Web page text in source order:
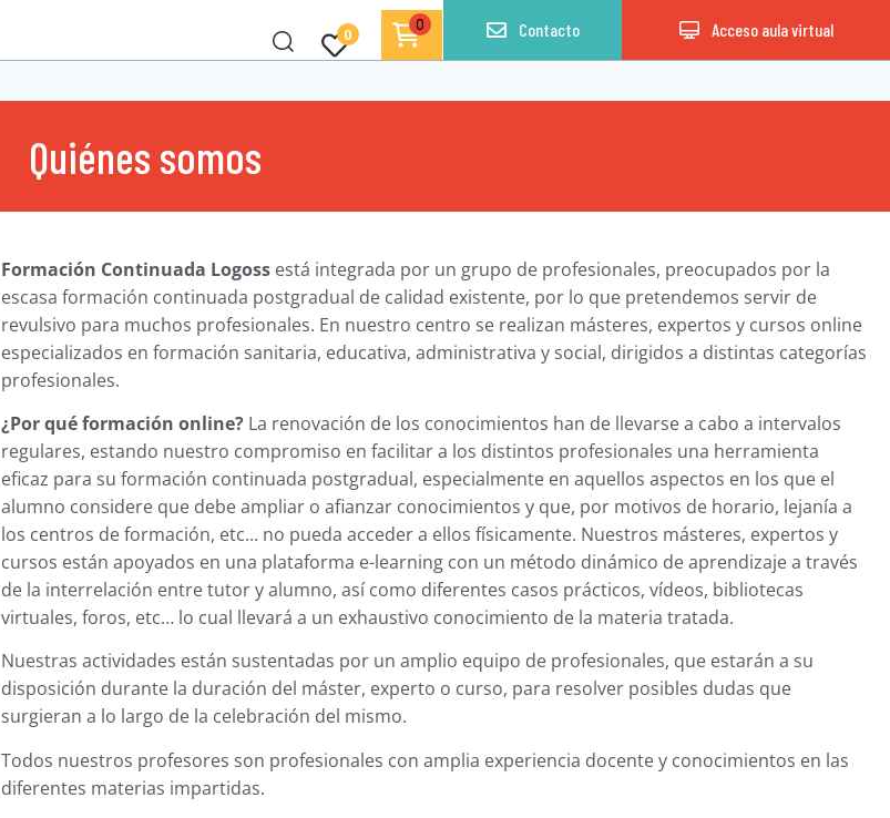
0
0 Contacto Acceso aula virtual
Quiénes somos
Formación Continuada Logossestá integrada por un grupo de profesionales, preocupados por la
escasa formación continuada postgradual de calidad existente, por lo que pretendemos servir de
revulsivo para muchos profesionales. En nuestro centro se realizan másteres, expertos y cursos online
especializados en formación sanitaria, educativa, administrativa y social, dirigidos a distintas categorías
profesionales.
¿Por qué formación online?La renovación de los conocimientos han de llevarse a cabo a intervalos
regulares, estando nuestro compromiso en facilitar a los distintos profesionales una herramienta
eficaz para su formación continuada postgradual, especialmente en aquellos aspectos en los que el
alumno considere que debe ampliar o afianzar conocimientos y que, por motivos de horario, lejanía a
los centros de formación, etc... no pueda acceder a ellos físicamente. Nuestros másteres, expertos y
cursos están apoyados en una plataforma e-learning con un método dinámico de aprendizaje a través
de la interrelación entre tutor y alumno, así como diferentes casos prácticos, vídeos, bibliotecas
virtuales, foros, etc… lo cual llevará a un exhaustivo conocimiento de la materia tratada.
Nuestras actividades están sustentadas por un amplio equipo de profesionales, que estarán a su
disposición durante la duración del máster, experto o curso, para resolver posibles dudas que
surgieran a lo largo de la celebración del mismo.
Todos nuestros profesores son profesionales con amplia experiencia docente y conocimientos en las
diferentes materias impartidas.